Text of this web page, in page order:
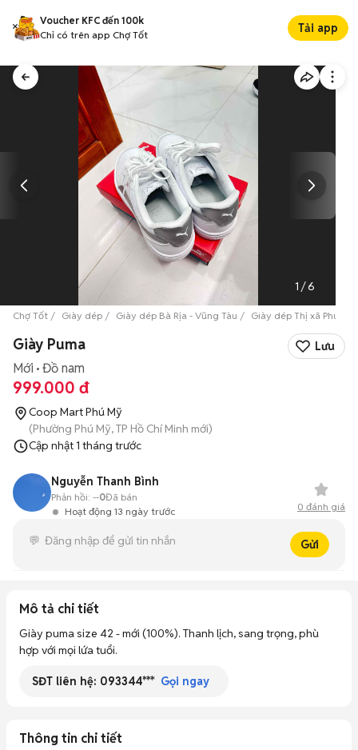
Voucher KFC đến 100k
Chỉ có trên app Chợ Tốt
Tải app
1 /6
Chợ Tốt Giày dép Giày dép Bà Rịa - Vũng Tàu Giày dép Thị xã Phú Mỹ
Giày Puma Lưu
Mới Đồ nam
999.000 đ
Coop Mart Phú Mỹ
(Phường Phú Mỹ, TP Hồ Chí Minh mới)
Cập nhật1 tháng trước
Nguyễn Thanh Bình
Hoạt động 13 ngày trước
Phản hồi: --0Đã bán
0 đánh giá
Gửi
Mô tả chi tiết
Giày puma size 42 - mới (100%). Thanh lịch, sang trọng, phù
hợp với mọi lứa tuổi.
SĐT liên hệ: 093344*** Gọi ngay
Thông tin chi tiết